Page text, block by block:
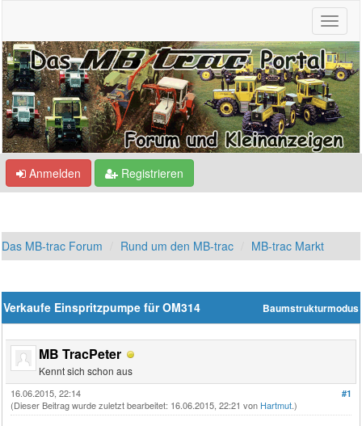
Anmelden Registrieren
Das MB-trac Forum Rund um den MB-trac MB-trac Markt
Baumstrukturmodus
Verkaufe Einspritzpumpe für OM314
MB TracPeter
Kennt sich schon aus
#1
16.06.2015, 22:14
(Dieser Beitrag wurde zuletzt bearbeitet: 16.06.2015, 22:21 von Hartmut.)